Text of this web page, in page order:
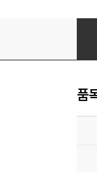
나
품